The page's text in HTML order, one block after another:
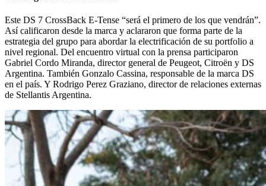
Este DS 7 CrossBack E-Tense “será el primero de los que vendrán”.
Así calificaron desde la marca y aclararon que forma parte de la
estrategia del grupo para abordar la electrificación de su portfolio a
nivel regional. Del encuentro virtual con la prensa participaron
Gabriel Cordo Miranda, director general de Peugeot, Citroën y DS
Argentina. También Gonzalo Cassina, responsable de la marca DS
en el país. Y Rodrigo Perez Graziano, director de relaciones externas
de Stellantis Argentina.